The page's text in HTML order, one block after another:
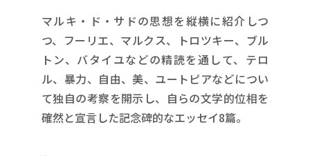
マルキ・ド・サドの思想を縦横に紹介しつ
つ、フーリエ、マルクス、トロツキー、ブル
トン、バタイユなどの精読を通して、テロ
ル、暴力、自由、美、ユートピアなどについ
て独自の考察を開示し、自らの文学的位相を
確然と宣言した記念碑的なエッセイ8篇。